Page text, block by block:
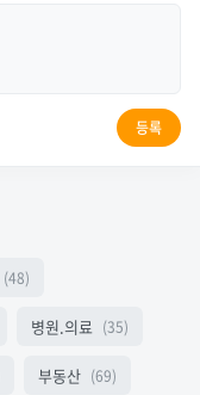
등록
(48)
병원.의료 (35)
부동산 (69)